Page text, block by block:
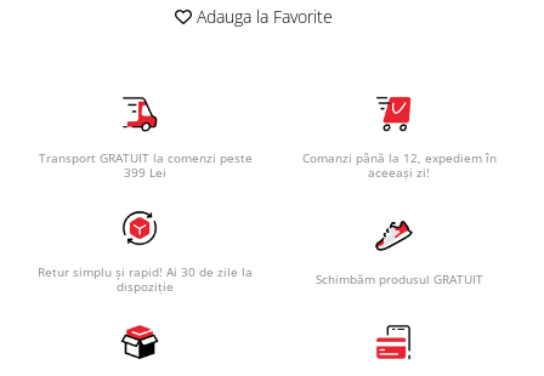
Adauga la Favorite
Transport GRATUIT la comenzi peste
399 Lei
Comanzi până la 12, expediem în
aceeași zi!
Retur simplu și rapid! Ai 30 de zile la
dispoziție
Schimbăm produsul GRATUIT